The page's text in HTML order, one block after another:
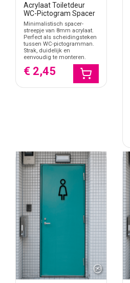
Acrylaat Toiletdeur
WC-Pictogram Spacer
Minimalistisch spacer-
streepje van 8mm acrylaat.
Perfect als scheidingsteken
tussen WC-pictogramman.
Strak, duidelijk en
eenvoudig te monteren.
€ 2,45